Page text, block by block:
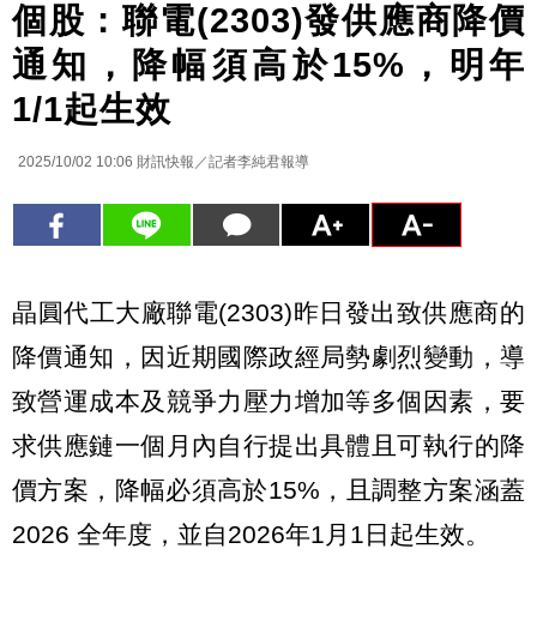
個股：聯電(2303)發供應商降價
通知，降幅須高於15%，明年
1/1起生效
2025/10/02 10:06 財訊快報／記者李純君報導
晶圓代工大廠聯電(2303)昨日發出致供應商的
降價通知，因近期國際政經局勢劇烈變動，導
致營運成本及競爭力壓力增加等多個因素，要
求供應鏈一個月內自行提出具體且可執行的降
價方案，降幅必須高於15%，且調整方案涵蓋
2026 全年度，並自2026年1月1日起生效。